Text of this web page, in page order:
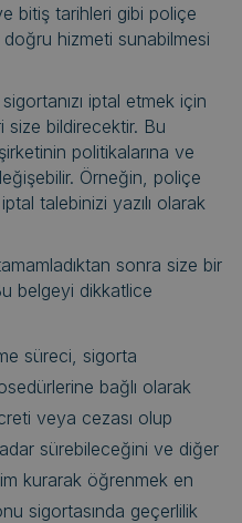
bitiş tarihleri gibi poliçe
hizmeti sunabilmesi
iptal etmek için
size bildirecektir. Bu
politikalarına ve
Örneğin, poliçe
talebinizi yazılı olarak
sonra size bir
belgeyi dikkatlice
süreci, sigorta
bağlı olarak
veya cezası olup
sürebileceğini ve diğer
kurarak öğrenmek en
sigortasında geçerlilik